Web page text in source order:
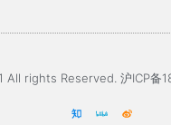
All rights Reserved. 沪ICP备